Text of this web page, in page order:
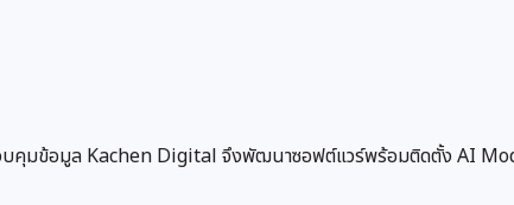
บคุมข้อมูล Kachen Digital จึงพัฒนาซอฟต์แวร์พร้อมติดตั้ง AI